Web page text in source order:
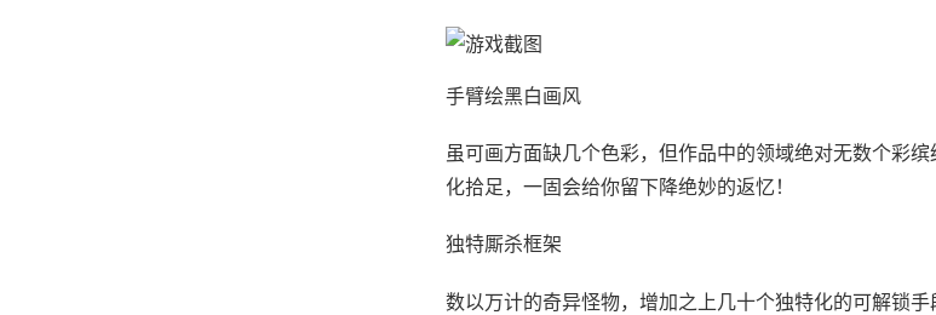
手臂绘黑白画风
虽可画方面缺几个色彩，但作品中的领域绝对无数个彩
化拾足，一固会给你留下降绝妙的返忆！
独特厮杀框架
数以万计的奇异怪物，增加之上几十个独特化的可解锁